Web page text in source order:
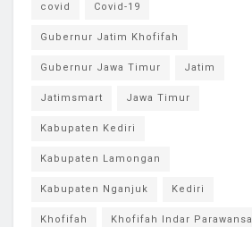
covid Covid-19
Gubernur Jatim Khofifah
Gubernur Jawa Timur Jatim
Jatimsmart Jawa Timur
Kabupaten Kediri
Kabupaten Lamongan
Kabupaten Nganjuk Kediri
Khofifah Khofifah Indar Parawansa